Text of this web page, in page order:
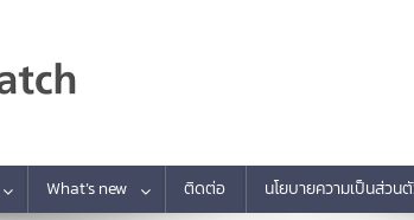
What’s new ติดต่อ นโยบายความเป็นส่วน